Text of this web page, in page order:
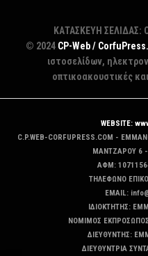
ΚΑΤΑΣΚΕΥΗ ΣΕΛΙΔΑΣ:
© 2024 CP-Web /
ιστοσελίδων,
οπτικοακουστικές
WEBSITE:
C.P.WEB-CORFUPRESS.COM -
MANTZAΡΟΥ 6
ΑΦΜ:
ΤΗΛΕΦΩΝΟ
EMAIL:
ΙΔΙΟΚΤΗΤΗΣ:
ΝΟΜΙΜΟΣ
ΔΙΕΥΘΥΝΤΗΣ:
ΔΙΕΥΘΥΝΤΡΙΑ